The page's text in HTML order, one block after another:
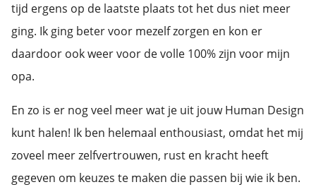
tijd ergens op de laatste plaats tot het dus niet meer
ging. Ik ging beter voor mezelf zorgen en kon er
daardoor ook weer voor de volle 100% zijn voor mijn
opa.
En zo is er nog veel meer wat je uit jouw Human Design
kunt halen! Ik ben helemaal enthousiast, omdat het mij
zoveel meer zelfvertrouwen, rust en kracht heeft
gegeven om keuzes te maken die passen bij wie ik ben.